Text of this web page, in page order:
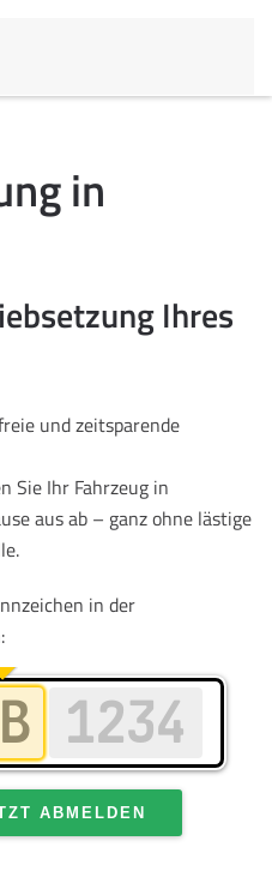
in
Ihres
und zeitsparende
Sie Ihr Fahrzeug in
aus ab – ganz ohne lästige
in der
ABMELDEN